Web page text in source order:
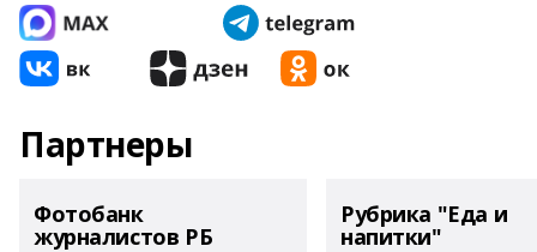
Партнеры
Фотобанк
журналистов РБ
Рубрика "Еда и
напитки"